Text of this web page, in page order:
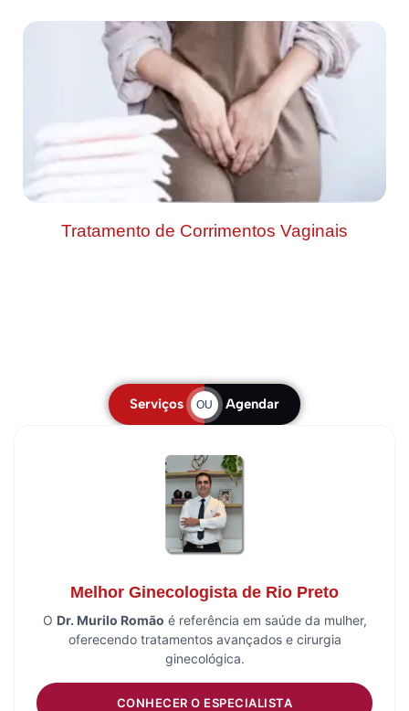
Tratamento de Corrimentos Vaginais
Serviços OU Agendar
Melhor Ginecologista de Rio Preto
O Dr. Murilo Romão é referência em saúde da mulher,
oferecendo tratamentos avançados e cirurgia
ginecológica.
CONHECER O ESPECIALISTA